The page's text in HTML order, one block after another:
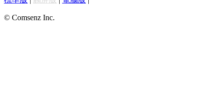
© Comsenz Inc.